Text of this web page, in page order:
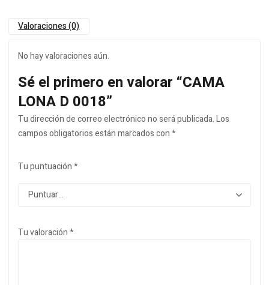
Valoraciones (0)
No hay valoraciones aún.
Sé el primero en valorar “CAMA
LONA D 0018”
Tu dirección de correo electrónico no será publicada.Los
campos obligatorios están marcados con*
Tu puntuación*
Tu valoración*